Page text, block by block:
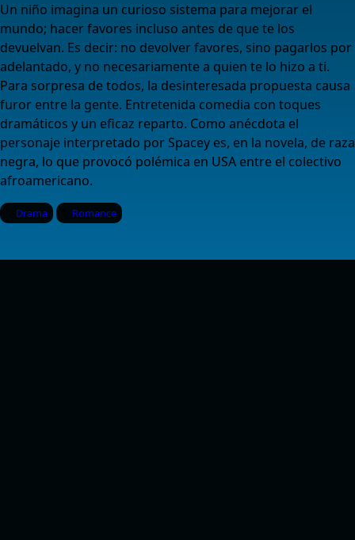
Un niño imagina un curioso sistema para mejorar el
mundo; hacer favores incluso antes de que te los
devuelvan. Es decir: no devolver favores, sino pagarlos por
adelantado, y no necesariamente a quien te lo hizo a ti.
Para sorpresa de todos, la desinteresada propuesta causa
furor entre la gente. Entretenida comedia con toques
dramáticos y un eficaz reparto. Como anécdota el
personaje interpretado por Spacey es, en la novela, de raza
negra, lo que provocó polémica en USA entre el colectivo
afroamericano.
Drama Romance